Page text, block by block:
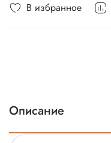
В избранное
Описание